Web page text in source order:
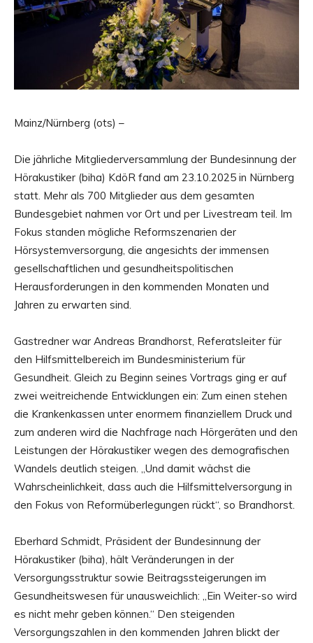
Mainz/Nürnberg (ots) –
Die jährliche Mitgliederversammlung der Bundesinnung der
Hörakustiker (biha) KdöR fand am 23.10.2025 in Nürnberg
statt. Mehr als 700 Mitglieder aus dem gesamten
Bundesgebiet nahmen vor Ort und per Livestream teil. Im
Fokus standen mögliche Reformszenarien der
Hörsystemversorgung, die angesichts der immensen
gesellschaftlichen und gesundheitspolitischen
Herausforderungen in den kommenden Monaten und
Jahren zu erwarten sind.
Gastredner war Andreas Brandhorst, Referatsleiter für
den Hilfsmittelbereich im Bundesministerium für
Gesundheit. Gleich zu Beginn seines Vortrags ging er auf
zwei weitreichende Entwicklungen ein: Zum einen stehen
die Krankenkassen unter enormem finanziellem Druck und
zum anderen wird die Nachfrage nach Hörgeräten und den
Leistungen der Hörakustiker wegen des demografischen
Wandels deutlich steigen. „Und damit wächst die
Wahrscheinlichkeit, dass auch die Hilfsmittelversorgung in
den Fokus von Reformüberlegungen rückt“, so Brandhorst.
Eberhard Schmidt, Präsident der Bundesinnung der
Hörakustiker (biha), hält Veränderungen in der
Versorgungsstruktur sowie Beitragssteigerungen im
Gesundheitswesen für unausweichlich: „Ein Weiter-so wird
es nicht mehr geben können.“ Den steigenden
Versorgungszahlen in den kommenden Jahren blickt der